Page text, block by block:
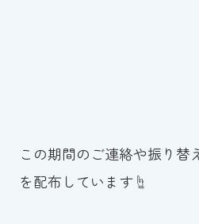
この期間のご連絡や振り替
を配布しています☝